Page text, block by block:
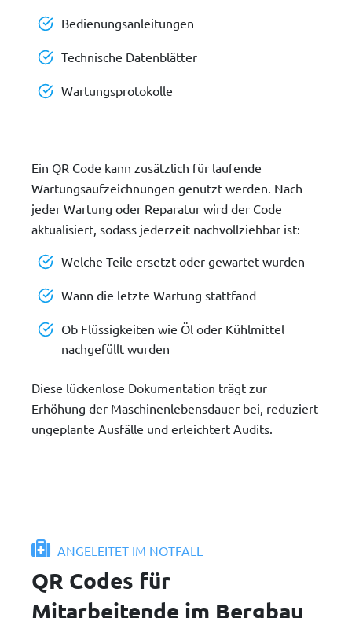
Bedienungsanleitungen
Technische Datenblätter
Wartungsprotokolle
Ein QR Code kann zusätzlich für laufende
Wartungsaufzeichnungen genutzt werden. Nach
jeder Wartung oder Reparatur wird der Code
aktualisiert, sodass jederzeit nachvollziehbar ist:
Welche Teile ersetzt oder gewartet wurden
Wann die letzte Wartung stattfand
Ob Flüssigkeiten wie Öl oder Kühlmittel
nachgefüllt wurden
Diese lückenlose Dokumentation trägt zur
Erhöhung der Maschinenlebensdauer bei, reduziert
ungeplante Ausfälle und erleichtert Audits.
ANGELEITET IM NOTFALL
QR Codes für
Mitarbeitende im Bergbau